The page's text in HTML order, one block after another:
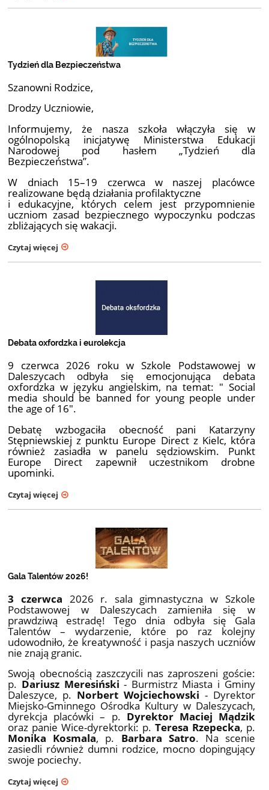
Tydzień dla Bezpieczeństwa
Szanowni Rodzice,
Drodzy Uczniowie,
Informujemy, że nasza szkoła włączyła się w
ogólnopolską inicjatywę Ministerstwa Edukacji
Narodowej pod hasłem „Tydzień dla
Bezpieczeństwa”.
W dniach 15–19 czerwca w naszej placówce
realizowane będą działania profilaktyczne
i edukacyjne, których celem jest przypomnienie
uczniom zasad bezpiecznego wypoczynku podczas
zbliżających się wakacji.
Czytaj więcej
Debata oxfordzka i eurolekcja
9 czerwca 2026 roku w Szkole Podstawowej w
Daleszycach odbyła się emocjonująca debata
oxfordzka w języku angielskim, na temat: " Social
media should be banned for young people under
the age of 16".
Debatę wzbogaciła obecność pani Katarzyny
Stępniewskiej z punktu Europe Direct z Kielc, która
również zasiadła w panelu sędziowskim. Punkt
Europe Direct zapewnił uczestnikom drobne
upominki.
Czytaj więcej
Gala Talentów 2026!
3 czerwca 2026 r. sala gimnastyczna w Szkole
Podstawowej w Daleszycach zamieniła się w
prawdziwą estradę! Tego dnia odbyła się Gala
Talentów – wydarzenie, które po raz kolejny
udowodniło, że kreatywność i pasja naszych uczniów
nie znają granic.
Swoją obecnością zaszczycili nas zaproszeni goście:
p. Dariusz Meresiński- Burmistrz Miasta i Gminy
Daleszyce, p. Norbert Wojciechowski - Dyrektor
Miejsko-Gminnego Ośrodka Kultury w Daleszycach,
dyrekcja placówki – p. Dyrektor Maciej Mądzik
oraz panie Wice-dyrektorki: p. Teresa Rzepecka, p.
Monika Kosmala, p. Barbara Satro. Na scenie
zasiedli również dumni rodzice, mocno dopingujący
swoje pociechy.
Czytaj więcej